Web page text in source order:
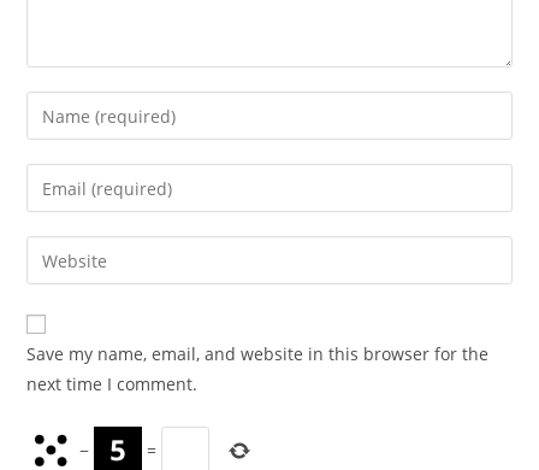
Enter
your
name
comment
Enter
your
email
address
comment
Enter
your
website
URL
(optional)
Save my name, email, and website in this browser for the
next time I comment.
− =